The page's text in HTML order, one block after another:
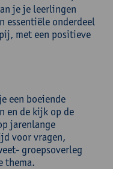
je je leerlingen
essentiële onderdeel
met een positieve
een boeiende
en de kijk op de
jarenlange
voor vragen,
groepsoverleg
thema.